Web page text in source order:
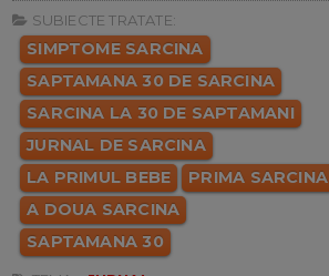
SUBIECTE TRATATE:
SIMPTOME SARCINA
SAPTAMANA 30 DE SARCINA
SARCINA LA 30 DE SAPTAMANI
JURNAL DE SARCINA
LA PRIMUL BEBE
PRIMA SARCINA
A DOUA SARCINA
SAPTAMANA 30